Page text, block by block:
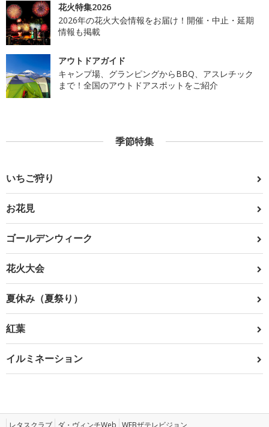
花火特集2026
2026年の花火大会情報をお届け！開催・中止・延期
情報も掲載
アウトドアガイド
キャンプ場、グランピングからBBQ、アスレチック
まで！全国のアウトドアスポットをご紹介
季節特集
いちご狩り
お花見
ゴールデンウィーク
花火大会
夏休み（夏祭り）
紅葉
イルミネーション
レタスクラブ ダ・ヴィンチWeb WEBザテレビジョン